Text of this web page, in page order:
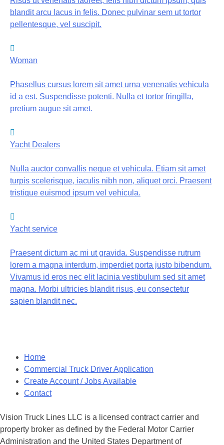
blandit arcu lacus in felis. Donec pulvinar sem ut tortor
pellentesque, vel suscipit.
Woman
Phasellus cursus lorem sit amet urna venenatis vehicula
id a est. Suspendisse potenti. Nulla et tortor fringilla,
pretium augue sit amet.
Yacht Dealers
Nulla auctor convallis neque et vehicula. Etiam sit amet
turpis scelerisque, iaculis nibh non, aliquet orci. Praesent
tristique euismod ipsum vel vehicula.
Yacht service
Praesent dictum ac mi ut gravida. Suspendisse rutrum
lorem a magna interdum, imperdiet porta justo bibendum.
Vivamus id eros nec elit lacinia vestibulum sed sit amet
magna. Morbi ultricies blandit risus, eu consectetur
sapien blandit nec.
Home
Commercial Truck Driver Application
Create Account / Jobs Available
Contact
Vision Truck Lines LLC is a licensed contract carrier and
property broker as defined by the Federal Motor Carrier
Administration and the United States Department of